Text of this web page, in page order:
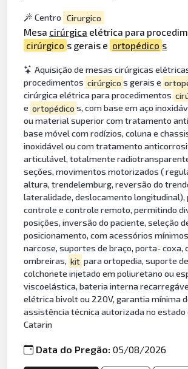
Centro Cirurgico
Mesa cirúrgica elétrica para
cirúrgico s gerais e ortopédico s
Aquisição de mesas cirúrgicas
procedimentos cirúrgico s gerais e
cirúrgica elétrica para procedimentos
e ortopédico s, com base em aço
ou material superior com tratamento
base móvel com rodízios, coluna e
inoxidável ou com tratamento
articulável, totalmente
seções, movimentos motorizados (
altura, trendelemburg, reversão do
lateralidade, deslocamento longitudinal),
controle e controle remoto, permitindo
posições, inversão do paciente, seleção
posicionamento, com acessórios
narcose, suportes de braço, porta- coxa,
ombreiras, kit para ortopedia, suporte
colchonete injetado em poliuretano ou
viscoelástica, bateria interna
elétrica bivolt ou 220V, garantia mínima
assistência técnica autorizada no estado
Catarin
Data do Pregão:05/08/2026